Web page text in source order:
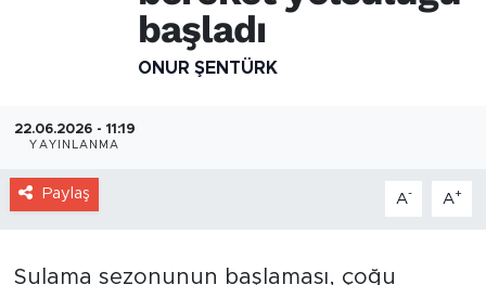
bereket yolculuğu
başladı